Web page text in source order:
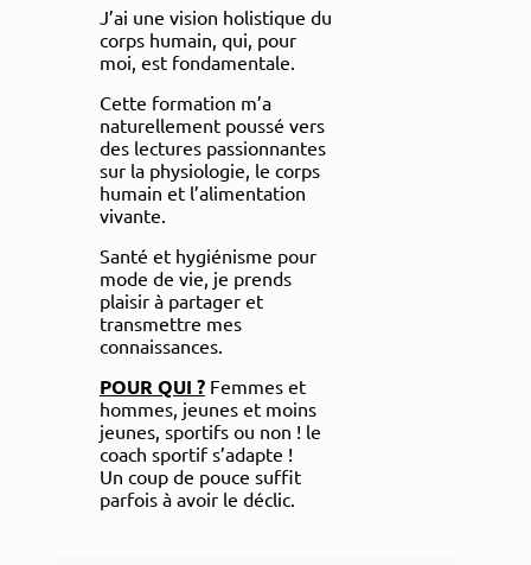
J’ai une vision holistique du
corps humain, qui, pour
moi, est fondamentale.
Cette formation m’a
naturellement poussé vers
des lectures passionnantes
sur la physiologie, le corps
humain et l’alimentation
vivante.
Santé et hygiénisme pour
mode de vie, je prends
plaisir à partager et
transmettre mes
connaissances.
POUR QUI ?Femmes et
hommes, jeunes et moins
jeunes, sportifs ou non ! le
coach sportif s’adapte !
Un coup de pouce suffit
parfois à avoir le déclic.